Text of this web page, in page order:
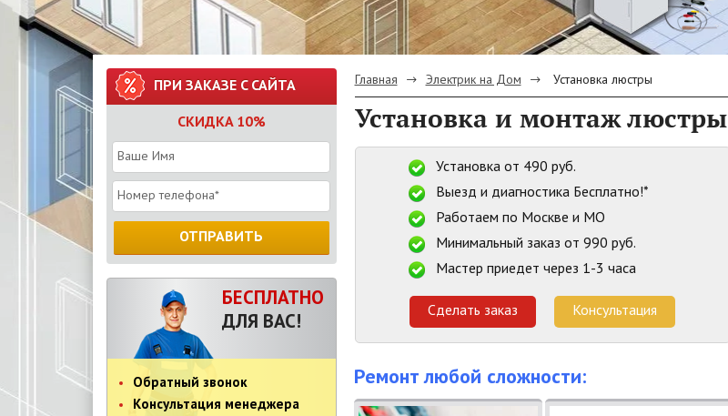
ПРИ ЗАКАЗЕ С САЙТА
СКИДКА 10%
ОТПРАВИТЬ
БЕСПЛАТНО
ДЛЯ ВАС!
Обратный звонок
Консультация менеджера
Главная Электрик на Дом Установка люстры
Установка и монтаж люстры
Установка от 490 руб.
Выезд и диагностика Бесплатно!*
Работаем по Москве и МО
Минимальный заказ от 990 руб.
Мастер приедет через 1-3 часа
Сделать заказ Консультация
Ремонт любой сложности: